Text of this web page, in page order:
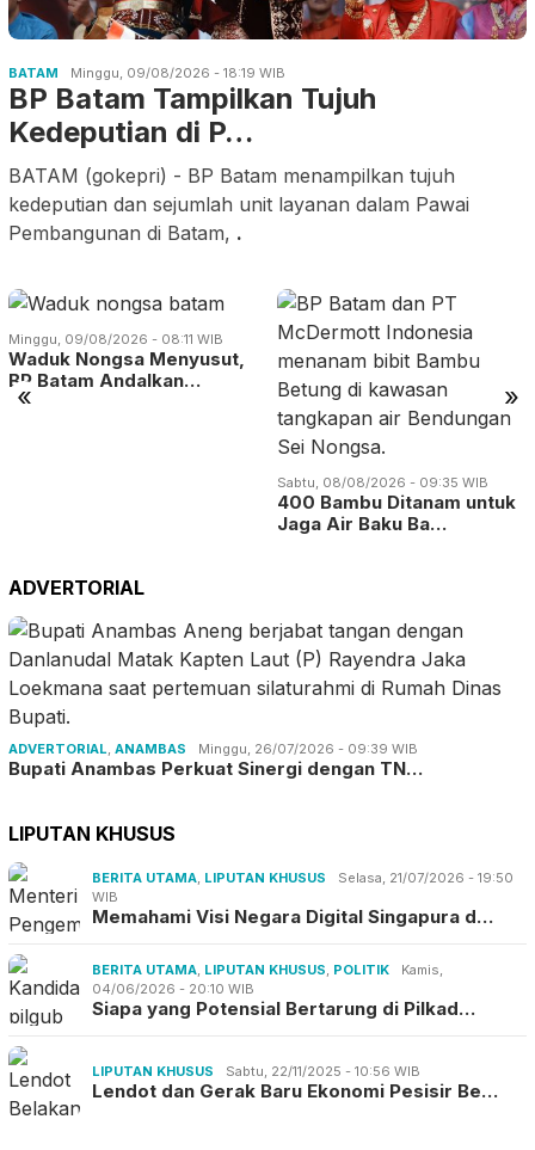
BATAM Minggu, 09/08/2026 - 18:19 WIB
BP Batam Tampilkan Tujuh
Kedeputian di P…
BATAM (gokepri) - BP Batam menampilkan tujuh
kedeputian dan sejumlah unit layanan dalam Pawai
Pembangunan di Batam, .
« »
Minggu, 09/08/2026 - 08:11 WIB
Waduk Nongsa Menyusut,
BP Batam Andalkan…
Sabtu, 08/08/2026 - 09:35 WIB
400 Bambu Ditanam untuk
Jaga Air Baku Ba…
ADVERTORIAL
ADVERTORIAL, ANAMBAS Minggu, 26/07/2026 - 09:39 WIB
Bupati Anambas Perkuat Sinergi dengan TN…
LIPUTAN KHUSUS
BERITA UTAMA, LIPUTAN KHUSUS
Selasa, 21/07/2026 - 19:50
WIB
Memahami Visi Negara Digital Singapura d…
BERITA UTAMA, LIPUTAN KHUSUS, POLITIK
Kamis,
04/06/2026 - 20:10 WIB
Siapa yang Potensial Bertarung di Pilkad…
LIPUTAN KHUSUS Sabtu, 22/11/2025 - 10:56 WIB
Lendot dan Gerak Baru Ekonomi Pesisir Be…